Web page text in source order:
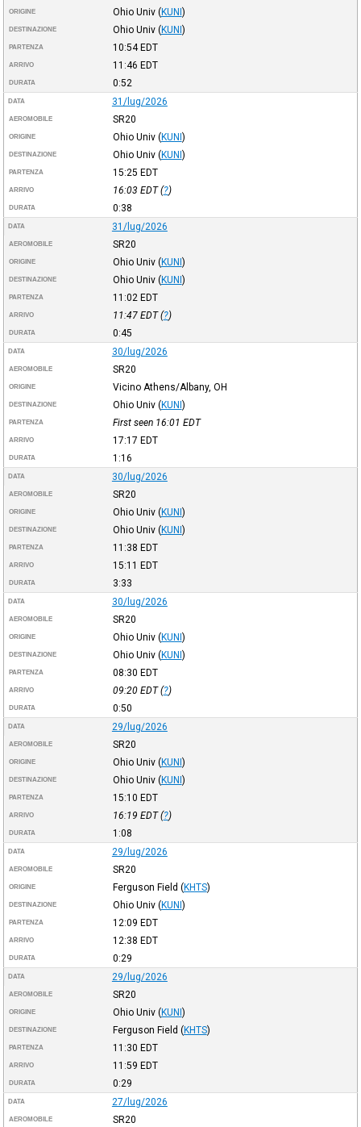
ORIGINE Ohio Univ (KUNI )
DESTINAZIONE Ohio Univ (KUNI )
PARTENZA 10:54 EDT
ARRIVO 11:46 EDT
DURATA 0:52
DATA 31/lug/2026
AEROMOBILE SR20
ORIGINE Ohio Univ (KUNI )
DESTINAZIONE Ohio Univ (KUNI )
PARTENZA 15:25 EDT
ARRIVO 16:03 EDT(?)
DURATA 0:38
DATA 31/lug/2026
AEROMOBILE SR20
ORIGINE Ohio Univ (KUNI )
DESTINAZIONE Ohio Univ (KUNI )
PARTENZA 11:02 EDT
ARRIVO 11:47 EDT(?)
DURATA 0:45
DATA 30/lug/2026
AEROMOBILE SR20
ORIGINE Vicino Athens/Albany, OH
DESTINAZIONE Ohio Univ (KUNI )
PARTENZA First seen 16:01 EDT
ARRIVO 17:17 EDT
DURATA 1:16
DATA 30/lug/2026
AEROMOBILE SR20
ORIGINE Ohio Univ (KUNI )
DESTINAZIONE Ohio Univ (KUNI )
PARTENZA 11:38 EDT
ARRIVO 15:11 EDT
DURATA 3:33
DATA 30/lug/2026
AEROMOBILE SR20
ORIGINE Ohio Univ (KUNI )
DESTINAZIONE Ohio Univ (KUNI )
PARTENZA 08:30 EDT
ARRIVO 09:20 EDT(?)
DURATA 0:50
DATA 29/lug/2026
AEROMOBILE SR20
ORIGINE Ohio Univ (KUNI )
DESTINAZIONE Ohio Univ (KUNI )
PARTENZA 15:10 EDT
ARRIVO 16:19 EDT(?)
DURATA 1:08
DATA 29/lug/2026
AEROMOBILE SR20
ORIGINE Ferguson Field (KHTS)
DESTINAZIONE Ohio Univ (KUNI )
PARTENZA 12:09 EDT
ARRIVO 12:38 EDT
DURATA 0:29
DATA 29/lug/2026
AEROMOBILE SR20
ORIGINE Ohio Univ (KUNI )
DESTINAZIONE Ferguson Field (KHTS)
PARTENZA 11:30 EDT
ARRIVO 11:59 EDT
DURATA 0:29
DATA 27/lug/2026
AEROMOBILE SR20